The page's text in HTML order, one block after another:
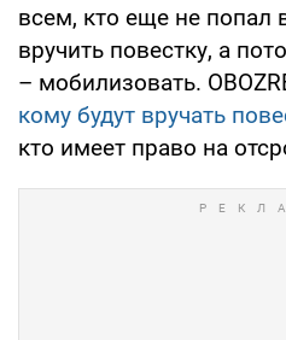
всем, кто еще не попал
вручить повестку, а
– мобилизовать.
кому будут вручать
кто имеет право на